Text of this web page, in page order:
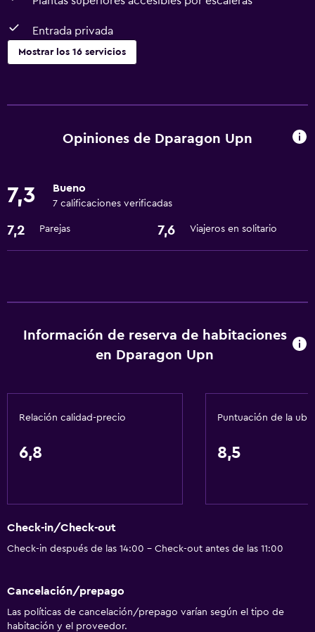
Entrada privada
Mostrar los 16 servicios
Wifi gratis
TV
Entrada privada
Habitación
Zona de trabajo
Opiniones de Dparagon Upn
7,3 Bueno
7 calificaciones verificadas
7,2 Parejas 7,6 Viajeros en solitario
Información de reserva de habitaciones
en Dparagon Upn
Relación calidad-precio
6,8
Puntuación de la
8,5
Check-in/Check-out
Check-in después de las 14:00 - Check-out antes de las 11:00
Cancelación/prepago
Las políticas de cancelación/prepago varían según el tipo de
habitación y el proveedor.